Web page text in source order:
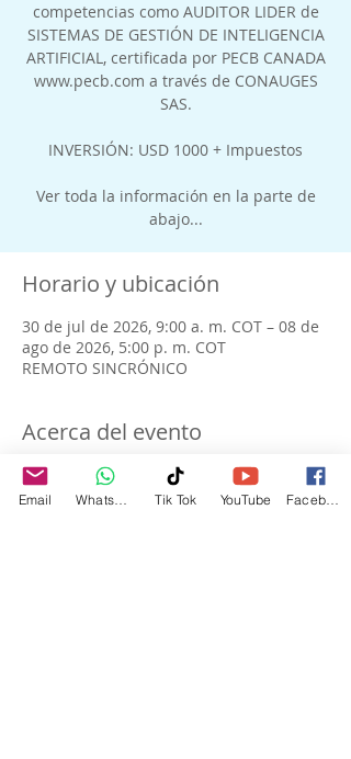
competencias como AUDITOR LIDER de
SISTEMAS DE GESTIÓN DE INTELIGENCIA
ARTIFICIAL, certificada por PECB CANADA
www.pecb.com a través de CONAUGES
SAS.
INVERSIÓN: USD 1000 + Impuestos
Ver toda la información en la parte de
abajo...
Horario y ubicación
30 de jul de 2026, 9:00 a. m. COT – 08 de
ago de 2026, 5:00 p. m. COT
REMOTO SINCRÓNICO
Acerca del evento
📘 AUDITOR LÍDER ISO/IEC
42001:2023
Email Tik Tok YouTube